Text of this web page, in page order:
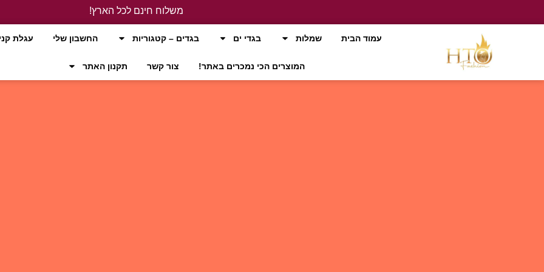
משלוח חינם לכל הארץ!
עמוד הבית
שמלות בגדי ים בגדים – קטגוריות החשבון שלי עגלת
המוצרים הכי נמכרים באתר! צור קשר תקנון האתר